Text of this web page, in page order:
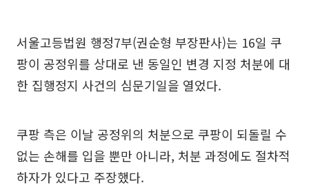
서울고등법원 행정7부(권순형 부장판사)는 16일 쿠
팡이 공정위를 상대로 낸 동일인 변경 지정 처분에 대
한 집행정지 사건의 심문기일을 열었다.
쿠팡 측은 이날 공정위의 처분으로 쿠팡이 되돌릴 수
없는 손해를 입을 뿐만 아니라, 처분 과정에도 절차적
하자가 있다고 주장했다.